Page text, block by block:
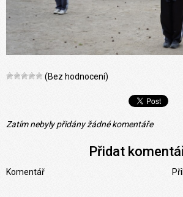
(Bez hodnocení)
Zatím nebyly přidány žádné komentáře
Přidat
Komentář